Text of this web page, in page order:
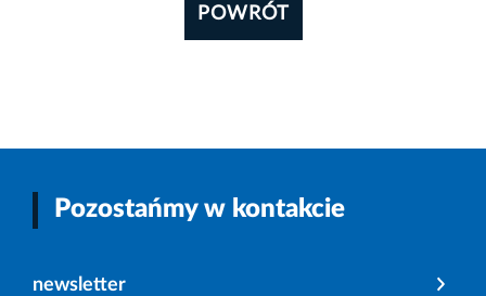
POWRÓT
Pozostańmy w kontakcie
newsletter